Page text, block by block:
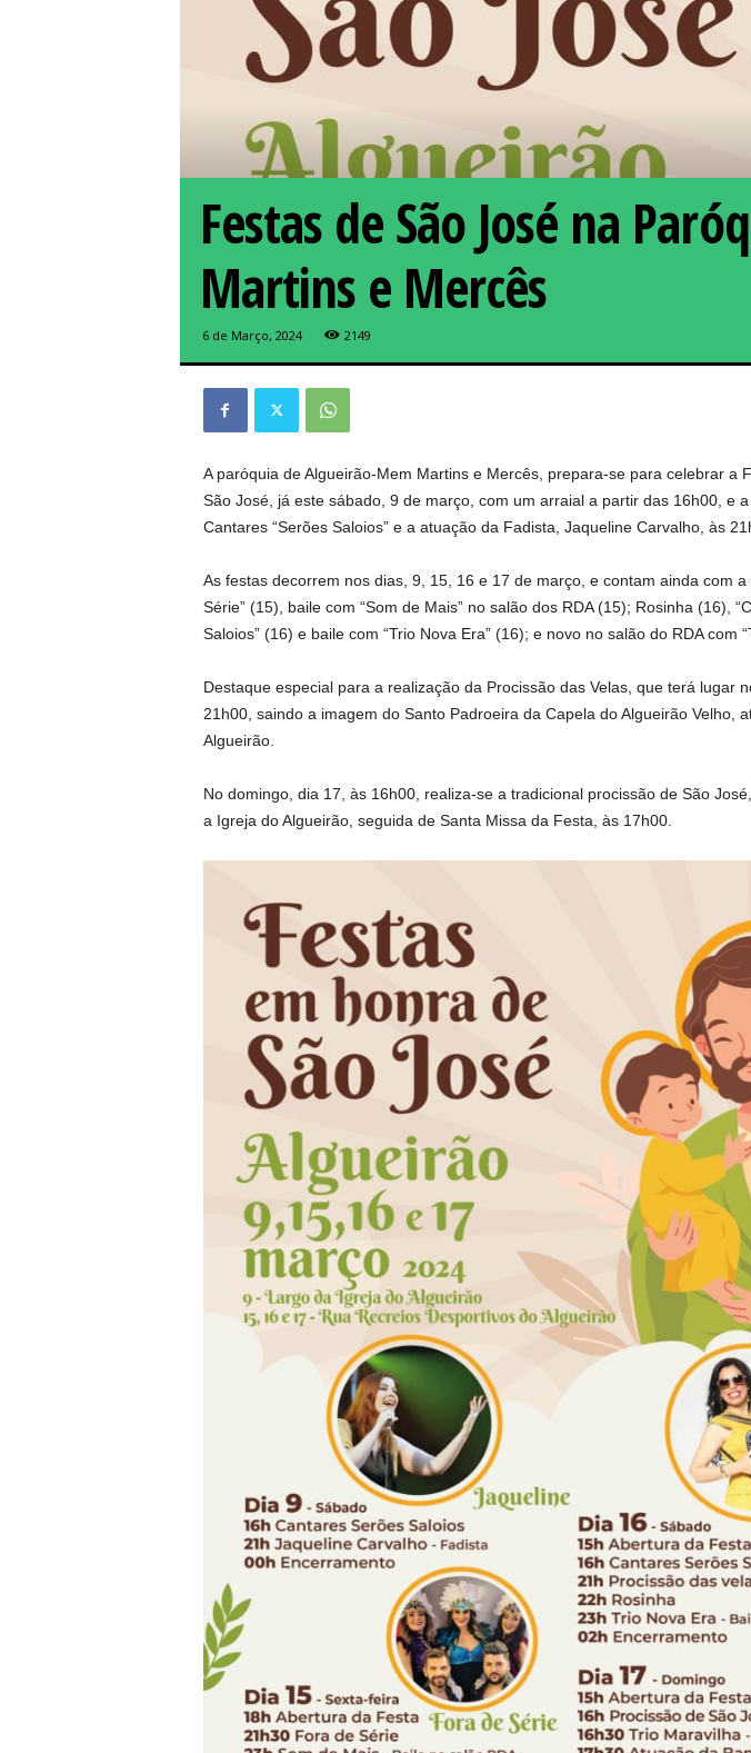
Festas de São José na
Martins e Mercês
6 de Março, 2024 2149
A paróquia de Algueirão-Mem Martins e Mercês, prepara-se para celebrar a
São José, já este sábado, 9 de março, com um arraial a partir das 16h00, e
Cantares “Serões Saloios” e a atuação da Fadista, Jaqueline Carvalho, às
As festas decorrem nos dias, 9, 15, 16 e 17 de março, e contam ainda com a
Série” (15), baile com “Som de Mais” no salão dos RDA (15); Rosinha (16),
Saloios” (16) e baile com “Trio Nova Era” (16); e novo no salão do RDA com
Destaque especial para a realização da Procissão das Velas, que terá lugar
21h00, saindo a imagem do Santo Padroeira da Capela do Algueirão Velho,
Algueirão.
No domingo, dia 17, às 16h00, realiza-se a tradicional procissão de São
a Igreja do Algueirão, seguida de Santa Missa da Festa, às 17h00.